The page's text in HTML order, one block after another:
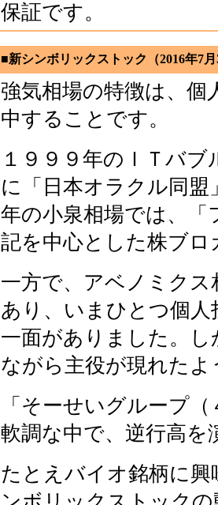
保証です。
■新シンボリックストック（2016年7
強気相場の特徴は、個
中することです。
１９９９年のＩＴバ
に「日本オラクル同
年の小泉相場では、「
記を中心とした株ブ
一方で、アベノミク
あり、いまひとつ個
一面がありました。
ながら主役が現れたよ
「そーせいグループ
軟調な中で、逆行高を
たとえバイオ銘柄に